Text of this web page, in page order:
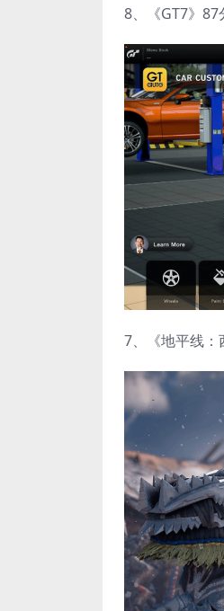
8、《GT7》87
7、《地平线：